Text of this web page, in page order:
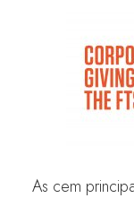
As cem